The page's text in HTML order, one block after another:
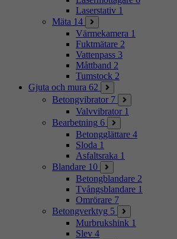
Laserstativ 1
Mäta 14
Värmekamera 1
Fuktmätare 2
Vattenpass 3
Måttband 2
Tumstock 2
Gjuta och mura 62
Betongvibrator 7
Valvvibrator 1
Bearbetning 6
Betongglättare 4
Sloda 1
Asfaltsraka 1
Blandare 10
Betongblandare 2
Tvångsblandare 1
Omrörare 7
Betongverktyg 5
Murbrukshink 1
Slev 4